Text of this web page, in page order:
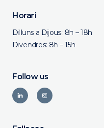
Horari
Dilluns a Dijous: 8h – 18h
Divendres: 8h – 15h
Follow us